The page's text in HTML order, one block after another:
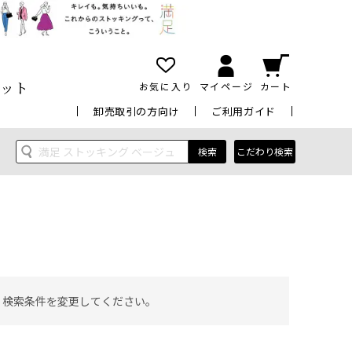
ト お気に入り マイページ カート
卸売取引の方向け ご利用ガイド
検索 こだわり検索
索条件を変更してください。